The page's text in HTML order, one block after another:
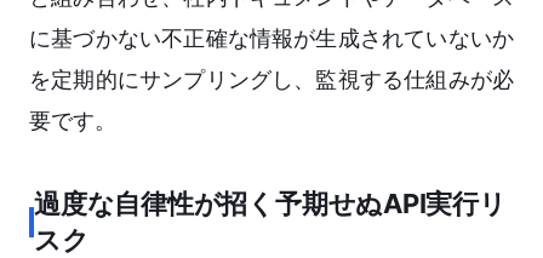
に基づかない不正確な情報が生成されていないか
を定期的にサンプリングし、監視する仕組みが必
要です。
過度な自律性が招く予期せぬAPI実行リ
スク